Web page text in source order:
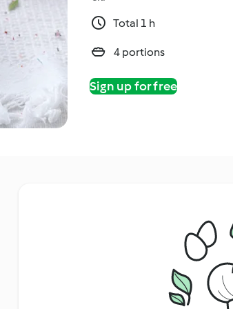
Total 1 h
4 portions
Sign up for free